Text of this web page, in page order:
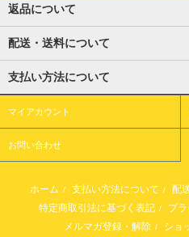
返品について
配送・送料について
支払い方法について
マイアカウント
お問い合わせ
ホーム / 支払い方法について / 配
特定商取引法に基づく表記 / プ
メルマガ登録・解除 / ショ